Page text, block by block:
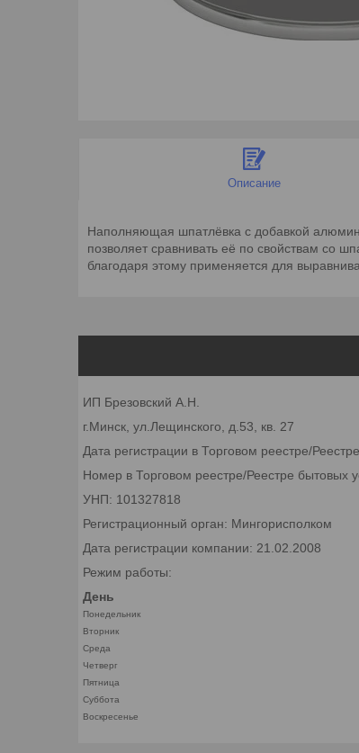
Описание
Наполняющая шпатлёвка с добавкой
позволяет сравнивать её по свойствам сo
благодаря этому применяется для
ИП Брезовский А.Н.
г.Минск, ул.Лещинского, д.53, кв. 27
Дата регистрации в Торговом реестре/
Номер в Торговом реестре/Реестре бытовых
УНП: 101327818
Регистрационный орган: Мингорисполком
Дата регистрации компании: 21.02.2008
Режим работы:
День
Понедельник
Вторник
Среда
Четверг
Пятница
Суббота
Воскресенье